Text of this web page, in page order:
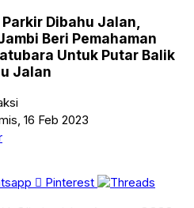
Dibahu Jalan,
Beri Pemahaman
Untuk Putar Balik
Jalan
16 Feb 2023
Pinterest